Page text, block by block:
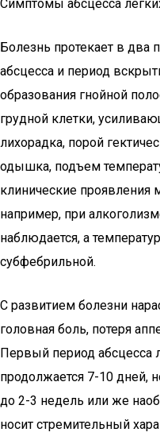
Симптомы абсцесса
Болезнь протекает в два
абсцесса и период
образования гнойной
грудной клетки,
лихорадка, порой
одышка, подъем
клинические
например, при
наблюдается, а
субфебрильной.
С развитием болезни
головная боль, потеря
Первый период абсцесса
продолжается 7-10 дней,
до 2-3 недель или же
носит стремительный